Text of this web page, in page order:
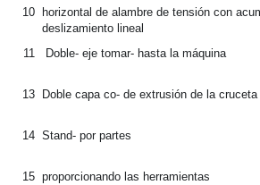
10
horizontal de alambre de tensión con
deslizamiento lineal
11
Doble- eje tomar- hasta la máquina
13
Doble capa co- de extrusión de la cruceta
14 Stand- por partes
15 proporcionando las herramientas